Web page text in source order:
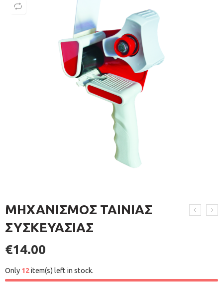
ΜΗΧΑΝΙΣΜΟΣ ΤΑΙΝΙΑΣ
ΣΥΣΚΕΥΑΣΙΑΣ
€14.00
Only 12item(s) left in stock.